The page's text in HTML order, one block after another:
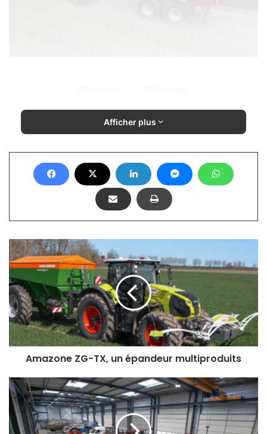
Afficher plus
Amazone
ZG-
TX,
un
épandeur
multiproduits
Amazone ZG-TX, un épandeur multiproduits
Ventes
de
matériel
agricole,